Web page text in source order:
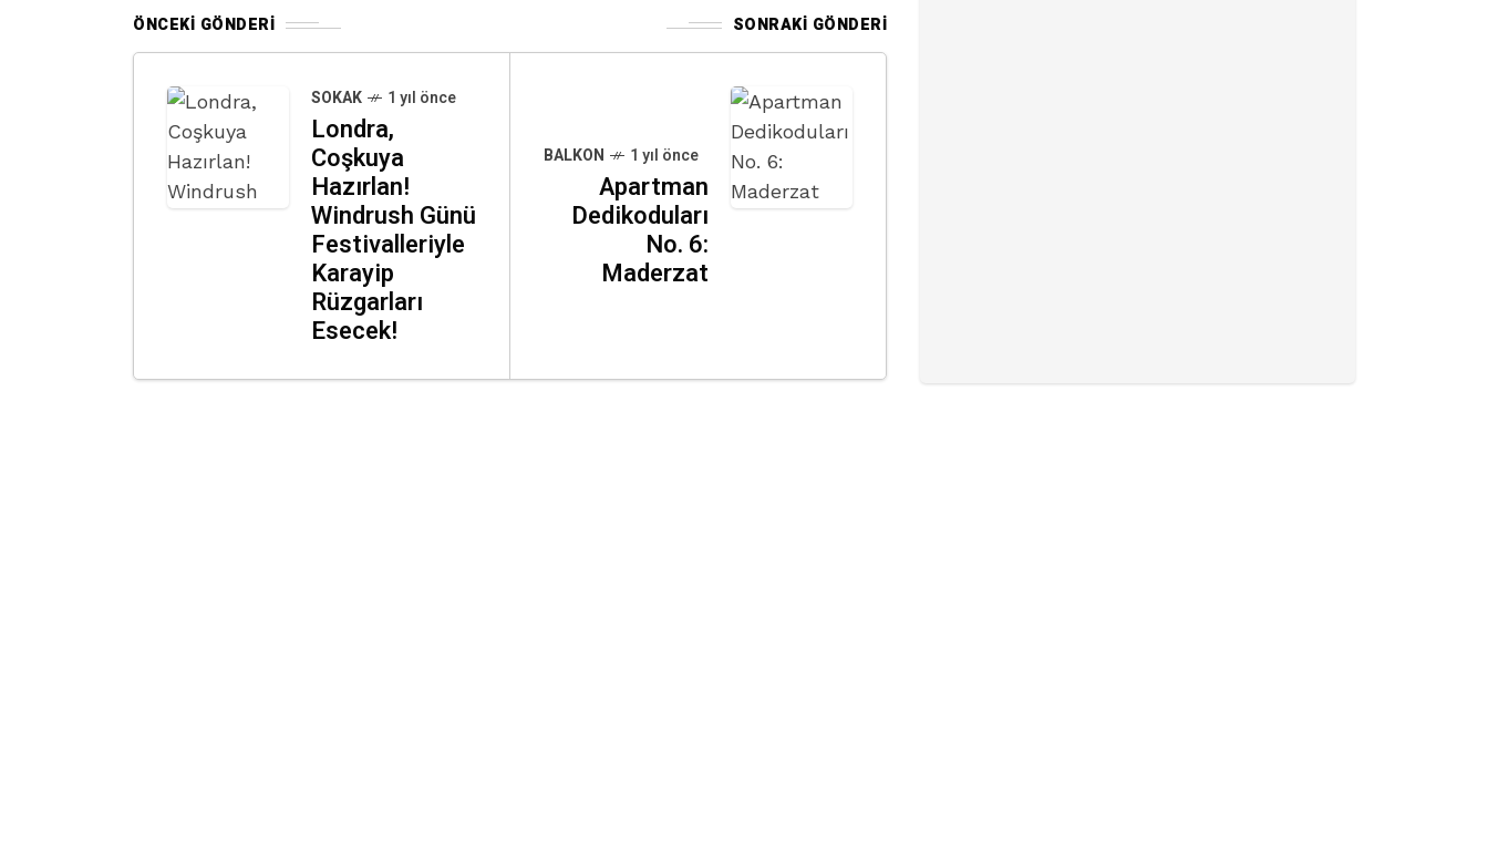
ÖNCEKI GÖNDERI SONRAKI GÖNDERI
SOKAK 1 yıl önce
Londra,
Coşkuya
Hazırlan!
Windrush Günü
Festivalleriyle
Karayip
Rüzgarları
Esecek!
BALKON 1 yıl önce
Apartman
Dedikoduları
No. 6:
Maderzat